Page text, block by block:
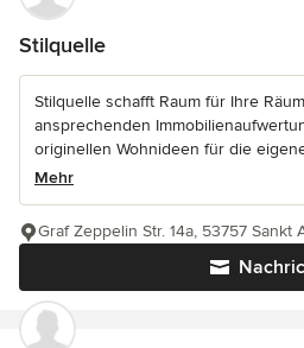
Stilquelle
Stilquelle schafft Raum für Ihre
ansprechenden
originellen Wohnideen für die
Mehr
Graf Zeppelin Str. 14a, 53757 Sankt